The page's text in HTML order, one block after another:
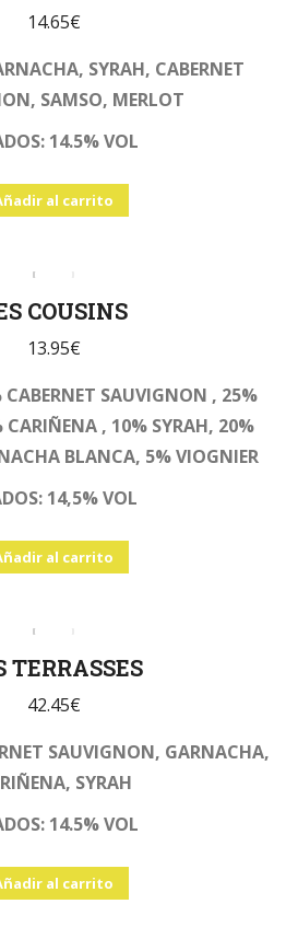
14.65€
SYRAH, CABERNET
SAMSO, MERLOT
14.5% VOL
al carrito
COUSINS
13.95€
CABERNET SAUVIGNON , 25%
, 10% SYRAH, 20%
BLANCA, 5% VIOGNIER
14,5% VOL
al carrito
TERRASSES
42.45€
SAUVIGNON, GARNACHA,
SYRAH
14.5% VOL
al carrito